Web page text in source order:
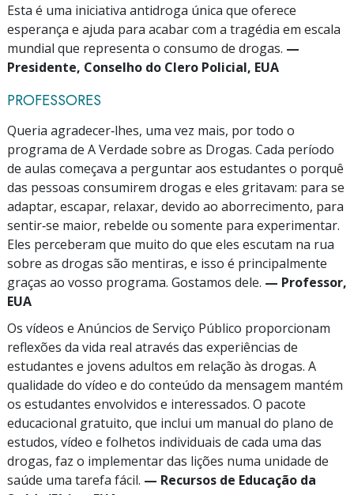
Esta é uma iniciativa antidroga única que oferece
esperança e ajuda para acabar com a tragédia em escala
mundial que representa o consumo de drogas. —
Presidente, Conselho do Clero Policial, EUA
PROFESSORES
Queria agradecer‑lhes, uma vez mais, por todo o
programa de A Verdade sobre as Drogas. Cada período
de aulas começava a perguntar aos estudantes o porquê
das pessoas consumirem drogas e eles gritavam: para se
adaptar, escapar, relaxar, devido ao aborrecimento, para
sentir‑se maior, rebelde ou somente para experimentar.
Eles perceberam que muito do que eles escutam na rua
sobre as drogas são mentiras, e isso é principalmente
graças ao vosso programa. Gostamos dele. — Professor,
EUA
Os vídeos e Anúncios de Serviço Público proporcionam
reflexões da vida real através das experiências de
estudantes e jovens adultos em relação às drogas. A
qualidade do vídeo e do conteúdo da mensagem mantém
os estudantes envolvidos e interessados. O pacote
educacional gratuito, que inclui um manual do plano de
estudos, vídeo e folhetos individuais de cada uma das
drogas, faz o implementar das lições numa unidade de
saúde uma tarefa fácil. — Recursos de Educação da